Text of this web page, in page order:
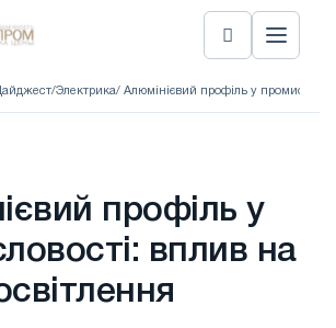
/Электрика/ Алюмінієвий профіль у
профіль у
вплив на